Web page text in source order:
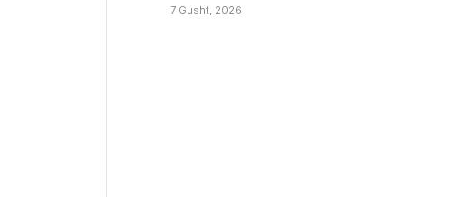
7 Gusht, 2026